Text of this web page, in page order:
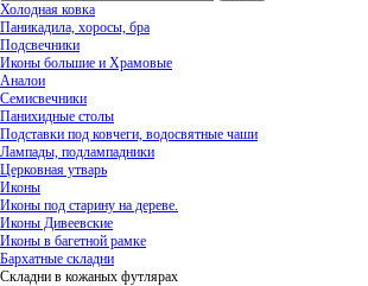
Холодная ковка
Паникадила, хоросы, бра
Подсвечники
Иконы большие и Храмовые
Аналои
Семисвечники
Панихидные столы
Подставки под ковчеги, водосвятные чаши
Лампады, подлампадники
Церковная утварь
Иконы
Иконы под старину на дереве.
Иконы Дивеевские
Иконы в багетной рамке
Бархатные складни
Складни в кожаных футлярах